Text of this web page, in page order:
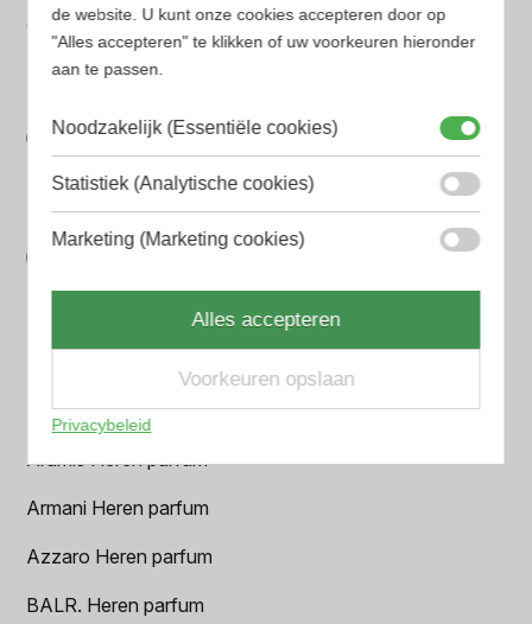
Gegarandeerd de laagste prijs. Wij vergelijken prijzen
van verschillende websites
Op onze website vind je eenvoudig je favoriete
parfum met onze geavanceerde zoekfilters
Bespaar tijd en geld
Populaire herengeuren
Amouage Heren parfum
Aramis Heren parfum
Armani Heren parfum
Azzaro Heren parfum
BALR. Heren parfum
de website. U kunt onze cookies accepteren door op
"Alles accepteren" te klikken of uw voorkeuren hieronder
aan te passen.
Noodzakelijk (Essentiële cookies)
Statistiek (Analytische cookies)
Marketing (Marketing cookies)
Alles accepteren
Voorkeuren opslaan
Privacybeleid